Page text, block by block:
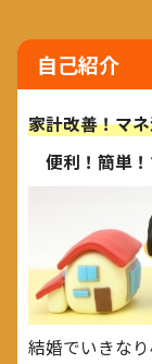
自己紹介
家計改善！マ
便利！簡単！
結婚でいきな